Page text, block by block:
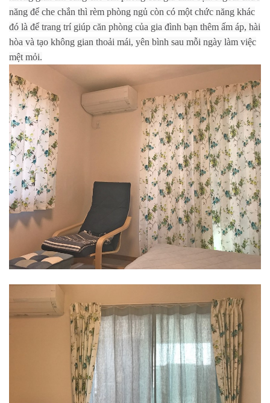
năng để che chắn thì rèm phòng ngủ còn có một chức năng khác
đó là để trang trí giúp căn phòng của gia đình bạn thêm ấm áp, hài
hòa và tạo không gian thoải mái, yên bình sau mỗi ngày làm việc
mệt mỏi.